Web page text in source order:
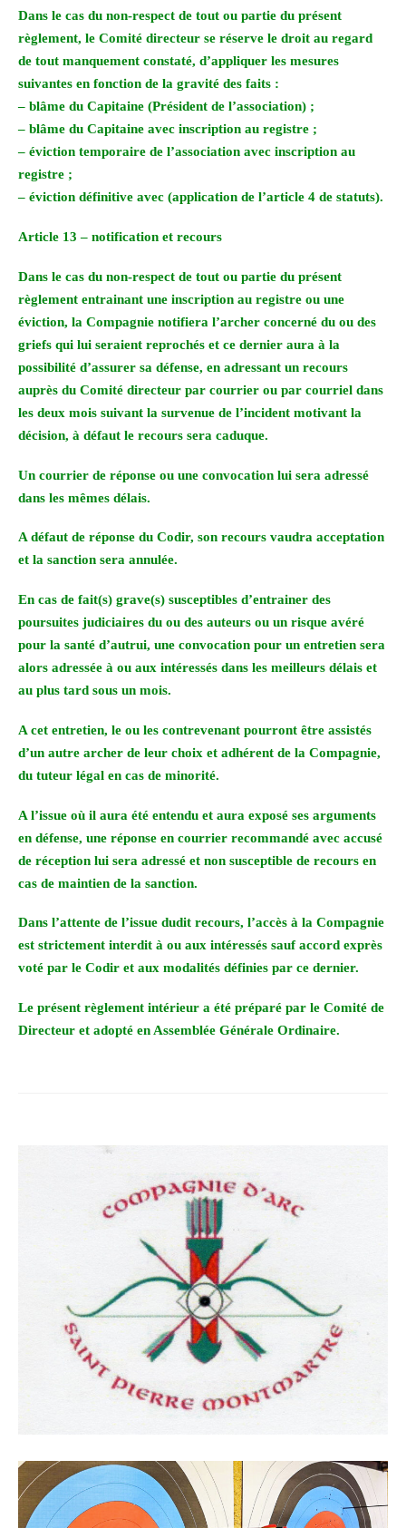
Dans le cas du non-respect de tout ou partie du présent
règlement, le Comité directeur se réserve le droit au regard
de tout manquement constaté, d’appliquer les mesures
suivantes en fonction de la gravité des faits :
– blâme du Capitaine (Président de l’association) ;
– blâme du Capitaine avec inscription au registre ;
– éviction temporaire de l’association avec inscription au
registre ;
– éviction définitive avec (application de l’article 4 de statuts).
Article 13 – notification et recours
Dans le cas du non-respect de tout ou partie du présent
règlement entrainant une inscription au registre ou une
éviction, la Compagnie notifiera l’archer concerné du ou des
griefs qui lui seraient reprochés et ce dernier aura à la
possibilité d’assurer sa défense, en adressant un recours
auprès du Comité directeur par courrier ou par courriel dans
les deux mois suivant la survenue de l’incident motivant la
décision, à défaut le recours sera caduque.
Un courrier de réponse ou une convocation lui sera adressé
dans les mêmes délais.
A défaut de réponse du Codir, son recours vaudra acceptation
et la sanction sera annulée.
En cas de fait(s) grave(s) susceptibles d’entrainer des
poursuites judiciaires du ou des auteurs ou un risque avéré
pour la santé d’autrui, une convocation pour un entretien sera
alors adressée à ou aux intéressés dans les meilleurs délais et
au plus tard sous un mois.
A cet entretien, le ou les contrevenant pourront être assistés
d’un autre archer de leur choix et adhérent de la Compagnie,
du tuteur légal en cas de minorité.
A l’issue où il aura été entendu et aura exposé ses arguments
en défense, une réponse en courrier recommandé avec accusé
de réception lui sera adressé et non susceptible de recours en
cas de maintien de la sanction.
Dans l’attente de l’issue dudit recours, l’accès à la Compagnie
est strictement interdit à ou aux intéressés sauf accord exprès
voté par le Codir et aux modalités définies par ce dernier.
Le présent règlement intérieur a été préparé par le Comité de
Directeur et adopté en Assemblée Générale Ordinaire.